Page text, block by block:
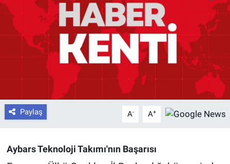
Paylaş A- A+
Aybars Teknoloji Takımı'nın Başarısı